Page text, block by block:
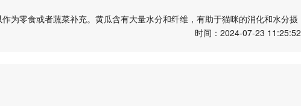
为零食或者蔬菜补充。黄瓜含有大量水分和纤维，有助于猫咪的消化和水分摄
、腹泻、皮肤瘙痒等，应立即停止喂食并就医。
主要食物。在喂食黄瓜时，要注意适量，确保猫咪的健康和安全。如果有其
时间：2024-07-23 11:25:52